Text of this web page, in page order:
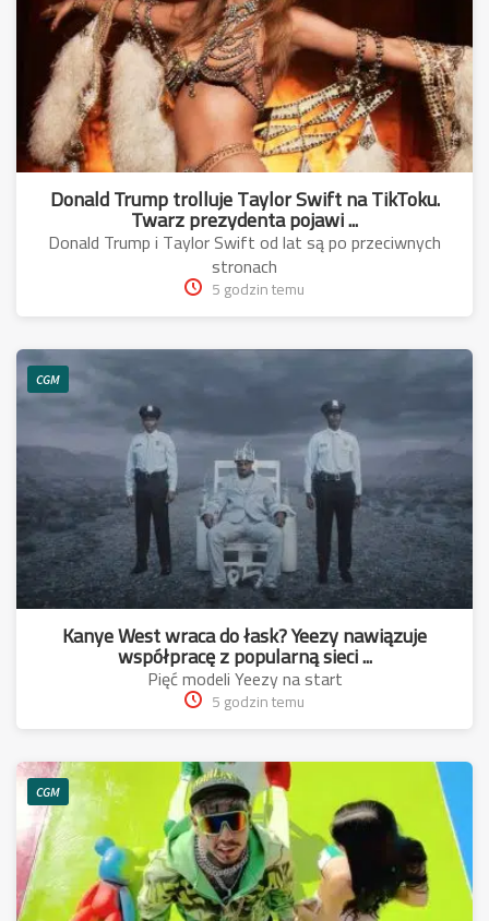
Donald Trump trolluje Taylor Swift na TikToku.
Twarz prezydenta pojawi ...
Donald Trump i Taylor Swift od lat są po przeciwnych
stronach
5 godzin temu
CGM
Kanye West wraca do łask? Yeezy nawiązuje
współpracę z popularną sieci ...
Pięć modeli Yeezy na start
5 godzin temu
CGM